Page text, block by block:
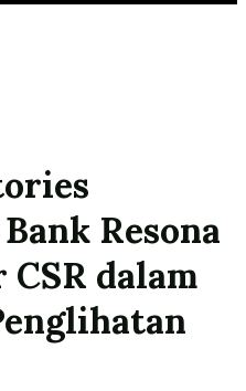
Resona
dalam